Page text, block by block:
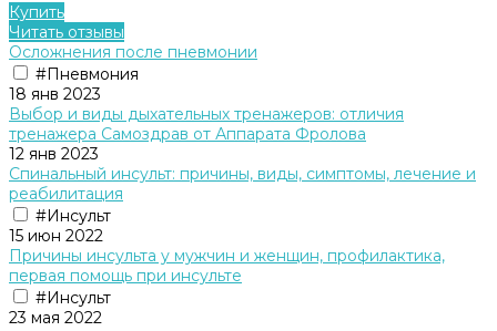
Купить
Читать отзывы
Осложнения после пневмонии
#Пневмония
18 янв 2023
Выбор и виды дыхательных тренажеров: отличия
тренажера Cамоздрав от Аппарата Фролова
12 янв 2023
Спинальный инсульт: причины, виды, симптомы, лечение и
реабилитация
#Инсульт
15 июн 2022
Причины инсульта у мужчин и женщин, профилактика,
первая помощь при инсульте
#Инсульт
23 мая 2022